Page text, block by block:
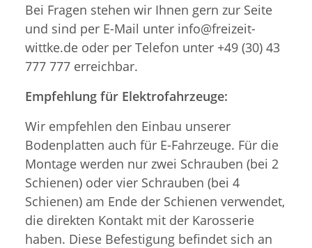
Bei Fragen stehen wir Ihnen gern zur Seite
und sind per E-Mail unter info@freizeit-
wittke.de oder per Telefon unter +49 (30) 43
777 777 erreichbar.
Empfehlung für Elektrofahrzeuge:
Wir empfehlen den Einbau unserer
Bodenplatten auch für E-Fahrzeuge. Für die
Montage werden nur zwei Schrauben (bei 2
Schienen) oder vier Schrauben (bei 4
Schienen) am Ende der Schienen verwendet,
die direkten Kontakt mit der Karosserie
haben. Diese Befestigung befindet sich an